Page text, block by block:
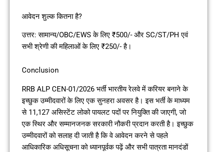
आवेदन शुल्क कितना है?
उत्तर: सामान्य/OBC/EWS के लिए ₹500/- और SC/ST/PH एवं
सभी श्रेणी की महिलाओं के लिए ₹250/- है।
Conclusion
RRB ALP CEN-01/2026 भर्ती भारतीय रेलवे में करियर बनाने के
इच्छुक उम्मीदवारों के लिए एक सुनहरा अवसर है। इस भर्ती के माध्यम
से 11,127 असिस्टेंट लोको पायलट पदों पर नियुक्ति की जाएगी, जो
एक स्थिर और सम्मानजनक सरकारी नौकरी प्रदान करती है। इच्छुक
उम्मीदवारों को सलाह दी जाती है कि वे आवेदन करने से पहले
आधिकारिक अधिसूचना को ध्यानपूर्वक पढ़ें और सभी पात्रता मानदंडों